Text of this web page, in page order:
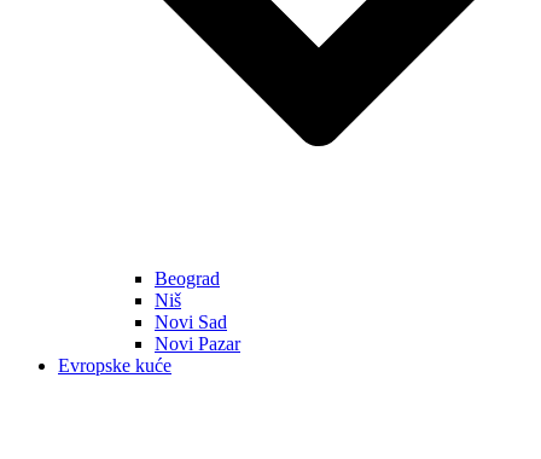
Beograd
Niš
Novi Sad
Novi Pazar
Evropske kuće